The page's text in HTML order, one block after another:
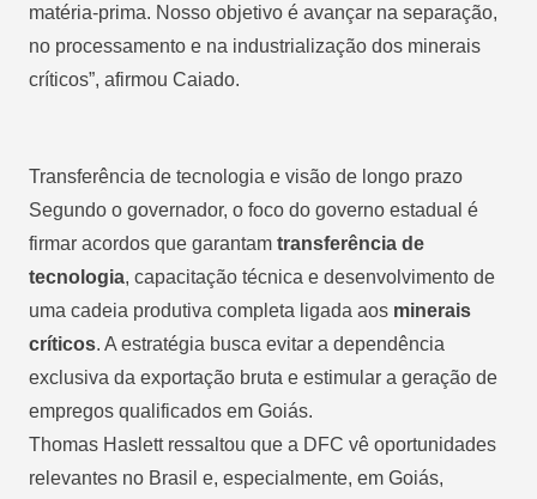
matéria-prima. Nosso objetivo é avançar na separação,
no processamento e na industrialização dos minerais
críticos”, afirmou Caiado.
Transferência de tecnologia e visão de longo prazo
Segundo o governador, o foco do governo estadual é
firmar acordos que garantam transferência de
tecnologia, capacitação técnica e desenvolvimento de
uma cadeia produtiva completa ligada aos minerais
críticos. A estratégia busca evitar a dependência
exclusiva da exportação bruta e estimular a geração de
empregos qualificados em Goiás.
Thomas Haslett ressaltou que a DFC vê oportunidades
relevantes no Brasil e, especialmente, em Goiás,